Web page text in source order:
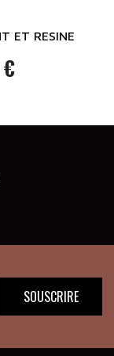
ET RESINE